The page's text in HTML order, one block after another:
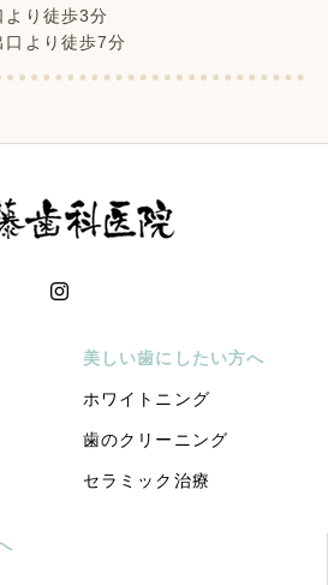
より徒歩3分
口より徒歩7分
美しい歯にしたい方へ
ホワイトニング
歯のクリーニング
セラミック治療